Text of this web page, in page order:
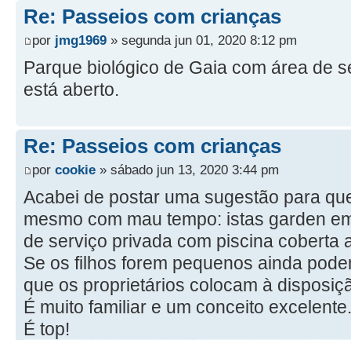
Re: Passeios com crianças
por jmg1969 » segunda jun 01, 2020 8:12 pm
Parque biológico de Gaia com área de
está aberto.
Re: Passeios com crianças
por cookie » sábado jun 13, 2020 3:44 pm
Acabei de postar uma sugestão para
mesmo com mau tempo: istas garden
de serviço privada com piscina coberta
Se os filhos forem pequenos ainda
que os proprietários colocam à
É muito familiar e um conceito excelente.
É top!